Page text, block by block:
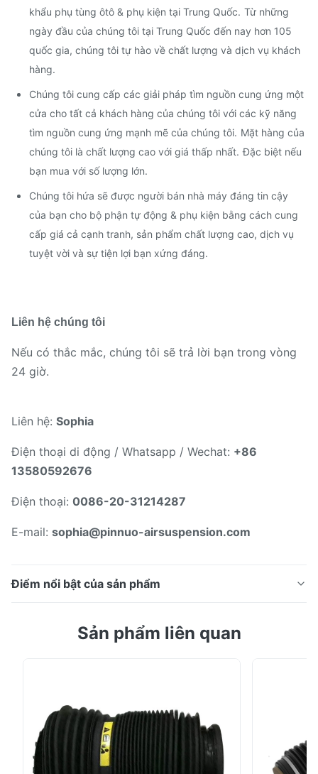
khẩu phụ tùng ôtô & phụ kiện tại Trung Quốc. Từ những
ngày đầu của chúng tôi tại Trung Quốc đến nay hơn 105
quốc gia, chúng tôi tự hào về chất lượng và dịch vụ khách
hàng.
Chúng tôi cung cấp các giải pháp tìm nguồn cung ứng một
cửa cho tất cả khách hàng của chúng tôi với các kỹ năng
tìm nguồn cung ứng mạnh mẽ của chúng tôi. Mặt hàng của
chúng tôi là chất lượng cao với giá thấp nhất. Đặc biệt nếu
bạn mua với số lượng lớn.
Chúng tôi hứa sẽ được người bán nhà máy đáng tin cậy
của bạn cho bộ phận tự động & phụ kiện bằng cách cung
cấp giá cả cạnh tranh, sản phẩm chất lượng cao, dịch vụ
tuyệt vời và sự tiện lợi bạn xứng đáng.
Liên hệ chúng tôi
Nếu có thắc mắc, chúng tôi sẽ trả lời bạn trong vòng
24 giờ.
Liên hệ: Sophia
Điện thoại di động / Whatsapp / Wechat: +86
13580592676
Điện thoại: 0086-20-31214287
E-mail: sophia@pinnuo-airsuspension.com
Điểm nổi bật của sản phẩm
Sau Treo Không Khí Strut Repair Kit A2213205513 Tính
trái 4 . Giao hàng nhanh trong 3 -5 ngày đối ...
Sản phẩm liên quan